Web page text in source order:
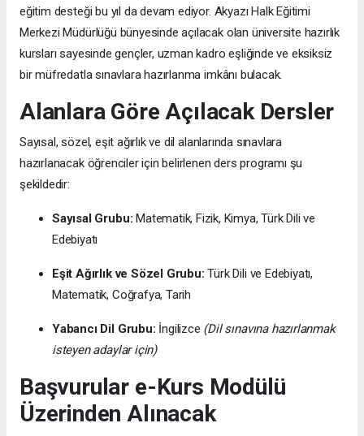
eğitim desteği bu yıl da devam ediyor. Akyazı Halk Eğitimi
Merkezi Müdürlüğü bünyesinde açılacak olan üniversite hazırlık
kursları sayesinde gençler, uzman kadro eşliğinde ve eksiksiz
bir müfredatla sınavlara hazırlanma imkânı bulacak.
Alanlara Göre Açılacak Dersler
Sayısal, sözel, eşit ağırlık ve dil alanlarında sınavlara
hazırlanacak öğrenciler için belirlenen ders programı şu
şekildedir:
Sayısal Grubu: Matematik, Fizik, Kimya, Türk Dili ve
Edebiyatı
Eşit Ağırlık ve Sözel Grubu: Türk Dili ve Edebiyatı,
Matematik, Coğrafya, Tarih
Yabancı Dil Grubu: İngilizce (Dil sınavına hazırlanmak
isteyen adaylar için)
Başvurular e-Kurs Modülü
Üzerinden Alınacak